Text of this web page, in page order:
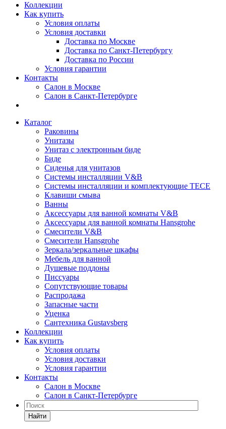
Коллекции
Как купить
Условия оплаты
Условия доставки
Доставка по Москве
Доставка по Санкт-Петербургу
Доставка по России
Условия гарантии
Контакты
Салон в Москве
Салон в Санкт-Петербурге
Каталог
Раковины
Унитазы
Унитаз с электронным биде
Биде
Сиденья для унитазов
Системы инсталляции V&B
Системы инсталляции и комплектующие TECE
Клавиши смыва
Ванны
Аксессуары для ванной комнаты V&B
Аксессуары для ванной комнаты Hansgrohe
Смесители V&B
Смесители Hansgrohe
Зеркала/зеркальные шкафы
Мебель для ванной
Душевые поддоны
Писсуары
Сопутствующие товары
Распродажа
Запасные части
Уценка
Сантехника Gustavsberg
Коллекции
Как купить
Условия оплаты
Условия доставки
Условия гарантии
Контакты
Салон в Москве
Салон в Санкт-Петербурге
Найти